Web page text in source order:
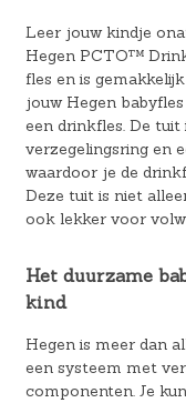
Leer jouw kindje
Hegen PCTO™
fles en is
jouw Hegen
een drinkfles. De
verzegelingsring en
waardoor je de
Deze tuit is niet
ook lekker voor
Het duurzame
kind
Hegen is meer dan
een systeem met
componenten. Je